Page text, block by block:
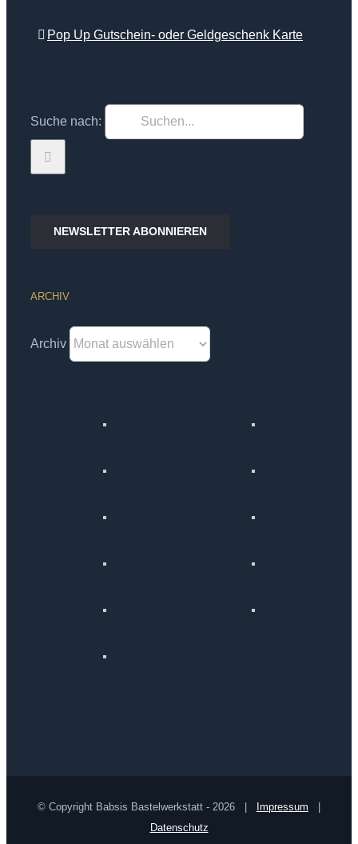
Pop Up Gutschein- oder Geldgeschenk Karte
Suche nach:
NEWSLETTER ABONNIEREN
ARCHIV
Archiv
© Copyright Babsis Bastelwerkstatt - 2026 | Impressum
Datenschutz